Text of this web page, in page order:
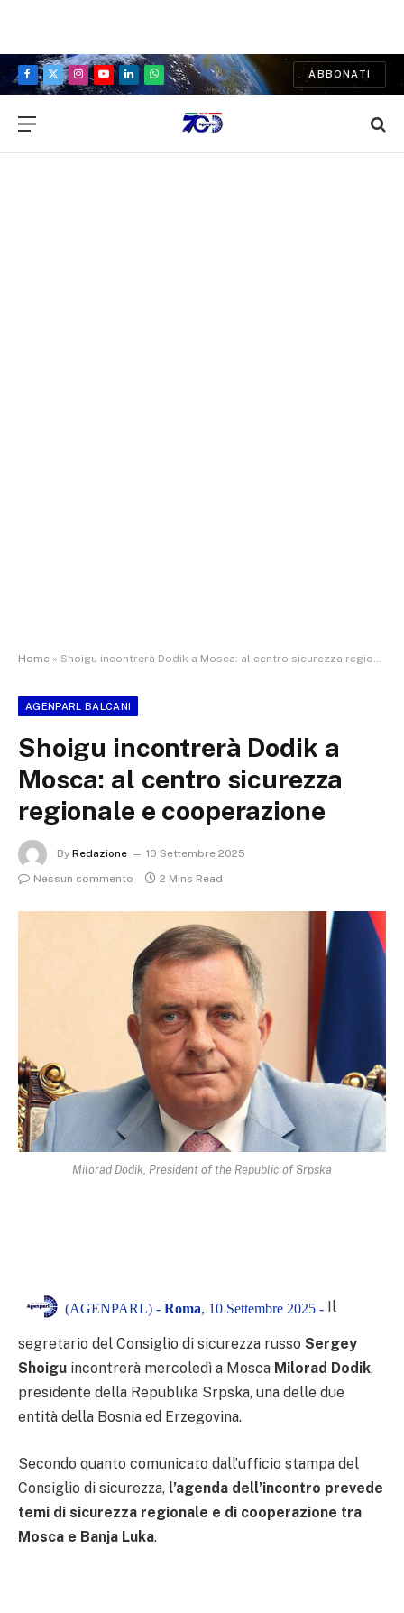
Facebook
X
Instagram
YouTubeLinkedInWhatsApp
ABBONATI
Home » Shoigu incontrerà Dodik a Mosca: al centro sicurezza regionale e cooperazione
AGENPARL BALCANI
Shoigu incontrerà Dodik a
Mosca: al centro sicurezza
regionale e cooperazione
By Redazione
10 Settembre 2025
Nessun commento
2 Mins Read
Milorad Dodik, President of the Republic of Srpska
(AGENPARL) - Roma, 10 Settembre 2025 - Il
segretario del Consiglio di sicurezza russo Sergey
Shoigu incontrerà mercoledì a Mosca Milorad Dodik,
presidente della Republika Srpska, una delle due
entità della Bosnia ed Erzegovina.
Secondo quanto comunicato dall’ufficio stampa del
Consiglio di sicurezza, l’agenda dell’incontro prevede
temi di sicurezza regionale e di cooperazione tra
Mosca e Banja Luka.